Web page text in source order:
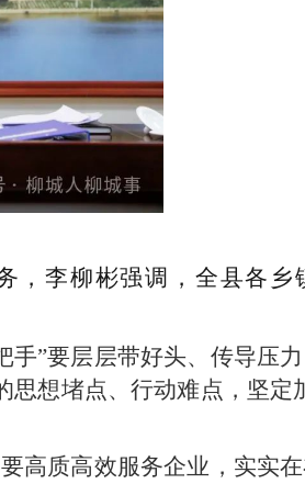
，李柳彬强调，全县各乡
”要层层带好头、传导压
思想堵点、行动难点，坚定
高质高效服务企业，实实